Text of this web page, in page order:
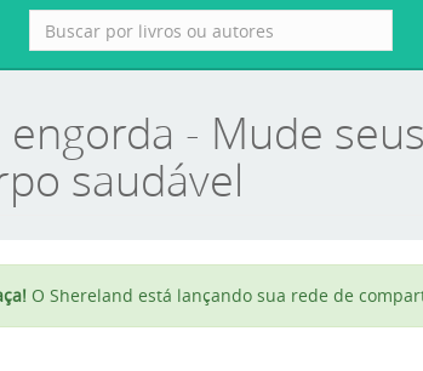
engorda - Mude
saudável
O Shereland está lançando sua rede de